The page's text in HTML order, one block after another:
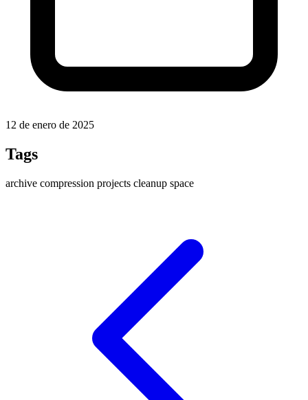
12 de enero de 2025
Tags
archive compression projects cleanup space